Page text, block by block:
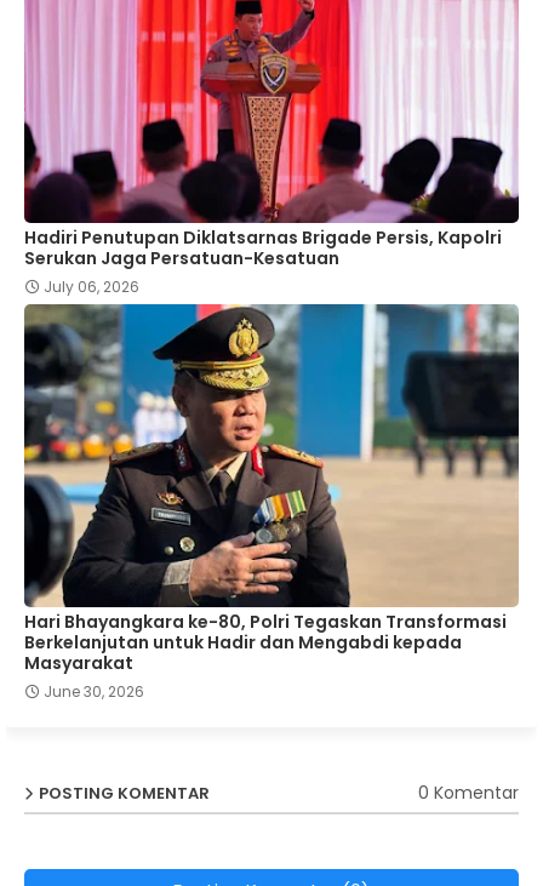
Hadiri Penutupan Diklatsarnas Brigade Persis, Kapolri
Serukan Jaga Persatuan-Kesatuan
July 06, 2026
Hari Bhayangkara ke-80, Polri Tegaskan Transformasi
Berkelanjutan untuk Hadir dan Mengabdi kepada
Masyarakat
June 30, 2026
POSTING KOMENTAR 0 Komentar